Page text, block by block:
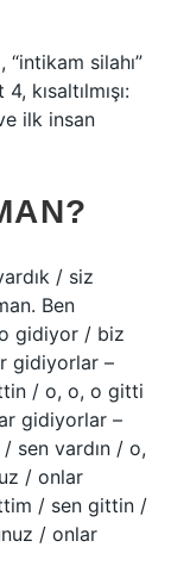
silahı”
kısaltılmışı:
ilk insan
/ siz
Ben
gidiyor / biz
gidiyorlar –
/ o, o, o gitti
gidiyorlar –
sen vardın / o,
/ onlar
/ sen gittin /
/ onlar